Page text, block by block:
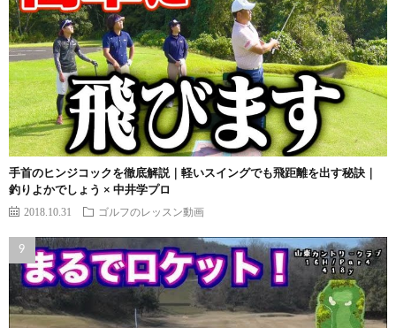
手首のヒンジコックを徹底解説｜軽いスイングでも飛距離を出す秘訣｜
釣りよかでしょう × 中井学プロ
2018.10.31 ゴルフのレッスン動画